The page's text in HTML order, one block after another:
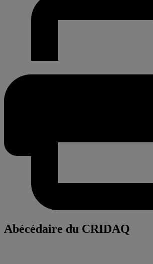
Abécédaire du CRIDAQ